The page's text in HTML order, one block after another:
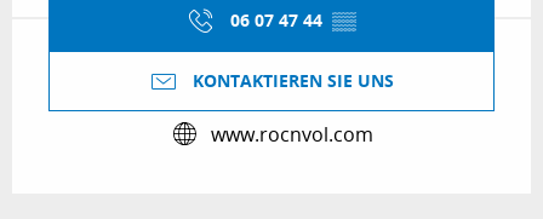
06 07 47 44 ▒▒
KONTAKTIEREN SIE UNS
www.rocnvol.com